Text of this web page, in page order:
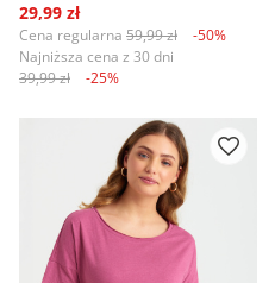
29,99 zł
Cena regularna 59,99 zł
-50%
Najniższa cena z 30 dni
39,99 zł
-25%